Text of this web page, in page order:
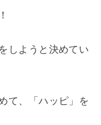
しようと決めてい
て、「ハッピ」を